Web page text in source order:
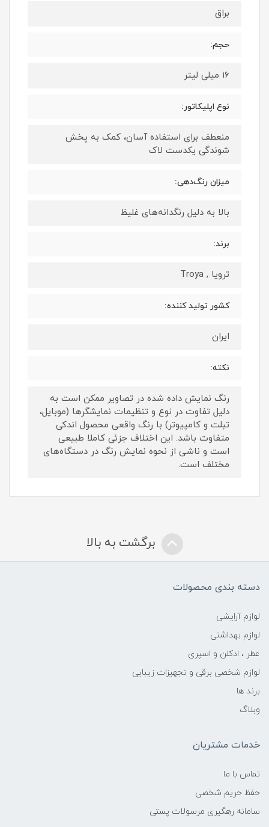
براق
حجم:
16 میلی لیتر
نوع اپلیکاتور:
منعطف برای استفاده آسان، کمک به پخش
شوندگی یکدست لاک
میزان رنگ‌دهی:
بالا به دلیل رنگدانه‌های غلیظ
برند:
ترویا , Troya
کشور تولید کننده:
ایران
نکته:
رنگ نمایش داده‌ شده در تصاویر ممکن است به
دلیل تفاوت در نوع و تنظیمات نمایشگرها (موبایل،
تبلت و کامپیوتر) با رنگ واقعی محصول اندکی
متفاوت باشد. این اختلاف جزئی کاملا طبیعی
است و ناشی از نحوه نمایش رنگ در دستگاه‌های
مختلف است.
برگشت به بالا
دسته بندی محصولات
لوازم آرایشی
لوازم بهداشتی
عطر ، ادکلن و اسپری
لوازم شخصی برقی و تجهیزات زیبایی
برند ها
وبلاگ
خدمات مشتریان
تماس با ما
حفظ حریم شخصی
سامانه رهگیری مرسولات پستی